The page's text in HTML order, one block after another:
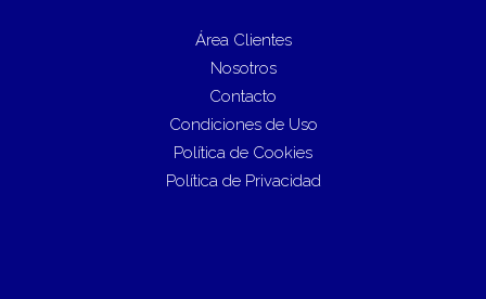
Área Clientes
Nosotros
Contacto
Condiciones de Uso
Política de Cookies
Política de Privacidad